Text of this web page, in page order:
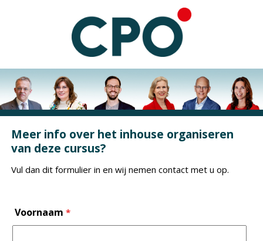
Meer info over het inhouse organiseren
van deze cursus?
Vul dan dit formulier in en wij nemen contact met u op.
Voornaam *